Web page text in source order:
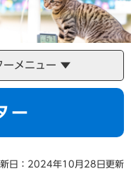
ーメニュー
ー
新日：2024年10月28日更新